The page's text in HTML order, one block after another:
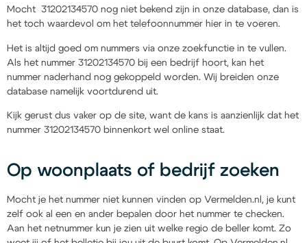
Mocht 31202134570 nog niet bekend zijn in onze database, dan is
het toch waardevol om het telefoonnummer hier in te voeren.
Het is altijd goed om nummers via onze zoekfunctie in te vullen.
Als het nummer 31202134570 bij een bedrijf hoort, kan het
nummer naderhand nog gekoppeld worden. Wij breiden onze
database namelijk voortdurend uit.
Kijk gerust dus vaker op de site, want de kans is aanzienlijk dat het
nummer 31202134570 binnenkort wel online staat.
Op woonplaats of bedrijf zoeken
Mocht je het nummer niet kunnen vinden op Vermelden.nl, je kunt
zelf ook al een en ander bepalen door het nummer te checken.
Aan het netnummer kun je zien uit welke regio de beller komt. Zo